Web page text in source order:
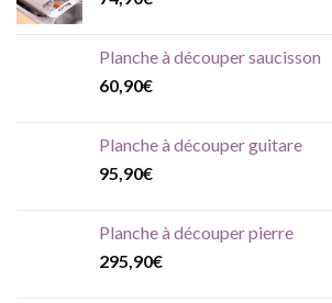
Planche à découper saucisson
60,90€
Planche à découper guitare
95,90€
Planche à découper pierre
295,90€